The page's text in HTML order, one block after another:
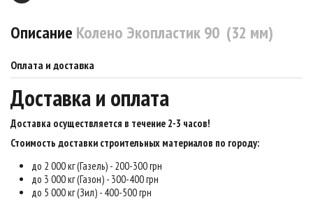
Описание Колено Экопластик 90 (32 мм)
Оплата и доставка
Доставка и оплата
Доставка осуществляется в течение 2-3 часов!
Стоимость доставки строительных материалов по городу:
до 2 000 кг (Газель) - 200-300 грн
до 3 000 кг (Газон) - 300-400 грн
до 5 000 кг (Зил) - 400-500 грн